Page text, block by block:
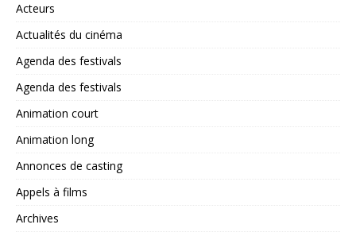
Acteurs
Actualités du cinéma
Agenda des festivals
Agenda des festivals
Animation court
Animation long
Annonces de casting
Appels à films
Archives